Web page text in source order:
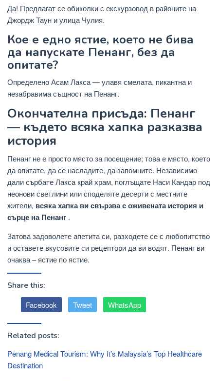
Да! Предлагат се обиколки с екскурзовод в районите на
Джордж Таун и улица Чулия.
Кое е едно ястие, което не бива
да напускате Пенанг, без да
опитате?
Определено Асам Лакса — улавя смелата, пикантна и
незабравима същност на Пенанг.
Окончателна присъда: Пенанг
— където всяка хапка разказва
история
Пенанг не е просто място за посещение; това е място, което
да опитате, да се насладите, да запомните. Независимо
дали сърбате Лакса край храм, поглъщате Наси Кандар под
неонови светлини или споделяте десерти с местните
жители, всяка хапка ви свързва с оживената история и
сърце на Пенанг .
Затова задоволете апетита си, разходете се с любопитство
и оставете вкусовите си рецептори да ви водят. Пенанг ви
очаква – ястие по ястие.
Share this:
Facebook Tweet WhatsApp
Related posts:
Penang Medical Tourism: Why It’s Malaysia’s Top Healthcare
Destination